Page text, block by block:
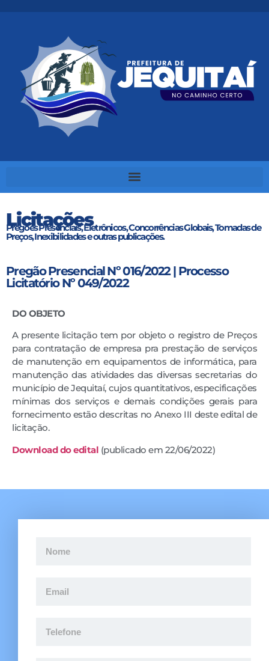
Licitações
Pregões Presenciais, Eletrônicos, Concorrências Globais, Tomadas de
Preços, Inexibilidades e outras publicações.
Pregão Presencial Nº 016/2022 | Processo
Licitatório Nº 049/2022
DO OBJETO
A presente licitação tem por objeto o registro de Preços
para contratação de empresa pra prestação de serviços
de manutenção em equipamentos de informática, para
manutenção das atividades das diversas secretarias do
município de Jequitaí, cujos quantitativos, especificações
mínimas dos serviços e demais condições gerais para
fornecimento estão descritas no Anexo III deste edital de
licitação.
Downloaddo edital (publicado em 22/06/2022)